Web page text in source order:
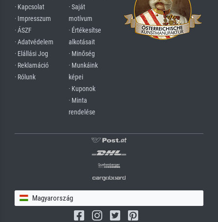
· Kapcsolat
· Impresszum
· ÁSZF
· Adatvédelem
· Elállási Jog
· Reklamáció
· Rólunk
· Saját
motívum
· Értékesítse
alkotásait
· Minőség
· Munkáink
képei
· Kuponok
· Minta
rendelése
Magyarország